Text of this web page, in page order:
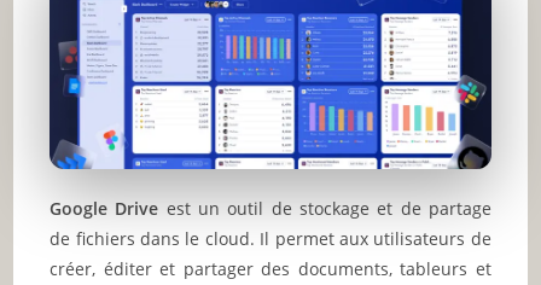
Google Drive est un outil de stockage et de partage
de fichiers dans le cloud. Il permet aux utilisateurs de
créer, éditer et partager des documents, tableurs et